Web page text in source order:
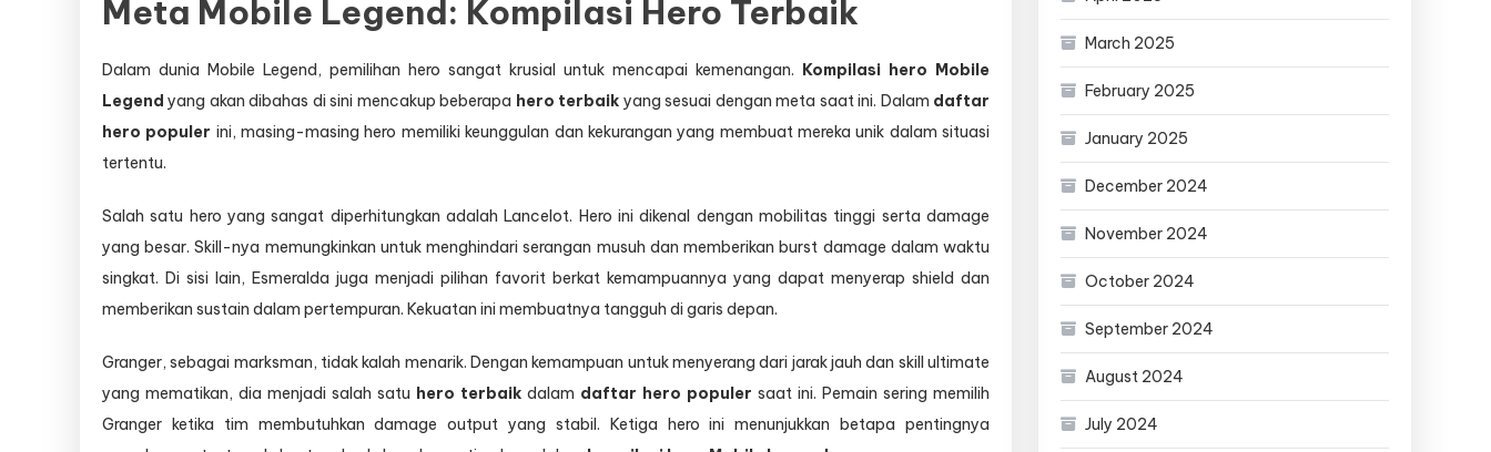
Meta Mobile Legend: Kompilasi Hero Terbaik
Dalam dunia Mobile Legend, pemilihan hero sangat krusial untuk mencapai kemenangan. Kompilasi hero Mobile
Legend yang akan dibahas di sini mencakup beberapa hero terbaik yang sesuai dengan meta saat ini. Dalam daftar
hero populer ini, masing-masing hero memiliki keunggulan dan kekurangan yang membuat mereka unik dalam situasi
tertentu.
Salah satu hero yang sangat diperhitungkan adalah Lancelot. Hero ini dikenal dengan mobilitas tinggi serta damage
yang besar. Skill-nya memungkinkan untuk menghindari serangan musuh dan memberikan burst damage dalam waktu
singkat. Di sisi lain, Esmeralda juga menjadi pilihan favorit berkat kemampuannya yang dapat menyerap shield dan
memberikan sustain dalam pertempuran. Kekuatan ini membuatnya tangguh di garis depan.
Granger, sebagai marksman, tidak kalah menarik. Dengan kemampuan untuk menyerang dari jarak jauh dan skill ultimate
yang mematikan, dia menjadi salah satu hero terbaik dalam daftar hero populer saat ini. Pemain sering memilih
Granger ketika tim membutuhkan damage output yang stabil. Ketiga hero ini menunjukkan betapa pentingnya
March 2025
February 2025
January 2025
December 2024
November 2024
October 2024
September 2024
August 2024
July 2024